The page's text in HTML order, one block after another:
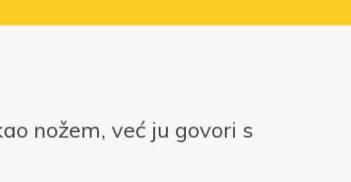
nožem, već ju govori s